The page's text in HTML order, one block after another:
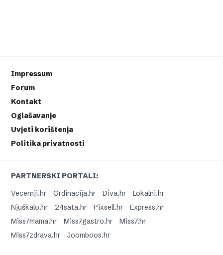
Impressum
Forum
Kontakt
Oglašavanje
Uvjeti korištenja
Politika privatnosti
PARTNERSKI PORTALI:
Vecernji.hr
Ordinacija.hr Diva.hr
Lokalni.hr
Njuškalo.hr
24sata.hr Pixsell.hr
Express.hr
Miss7mama.hr
Miss7gastro.hr
Miss7.hr
Miss7zdrava.hr
Joomboos.hr